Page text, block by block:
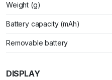
Weight (g)
Battery capacity (mAh)
Removable battery
DISPLAY